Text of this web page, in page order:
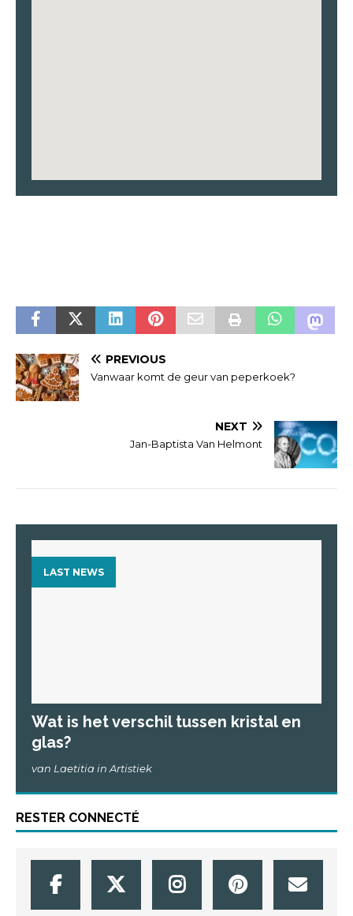
PREVIOUS
Vanwaar komt de geur van peperkoek?
NEXT
Jan-Baptista Van Helmont
LAST NEWS
Wat is het verschil tussen kristal en
glas?
van Laetitia in Artistiek
RESTER CONNECTÉ